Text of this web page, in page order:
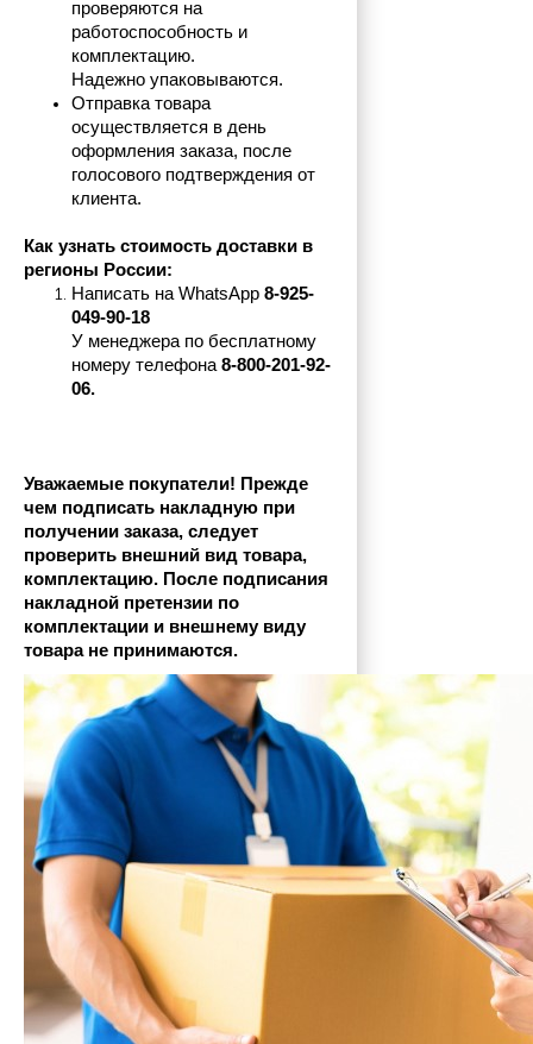
проверяются на
работоспособность и
комплектацию.
Надежно упаковываются.
Отправка товара
осуществляется в день
оформления заказа, после
голосового подтверждения от
клиента.
Как узнать стоимость доставки в
регионы России:
Написать на WhatsApp 8-925-
049-90-18
У менеджера по бесплатному
номеру телефона 8-800-201-92-
06.
Уважаемые покупатели! Прежде
чем подписать накладную при
получении заказа, следует
проверить внешний вид товара,
комплектацию. После подписания
накладной претензии по
комплектации и внешнему виду
товара не принимаются.